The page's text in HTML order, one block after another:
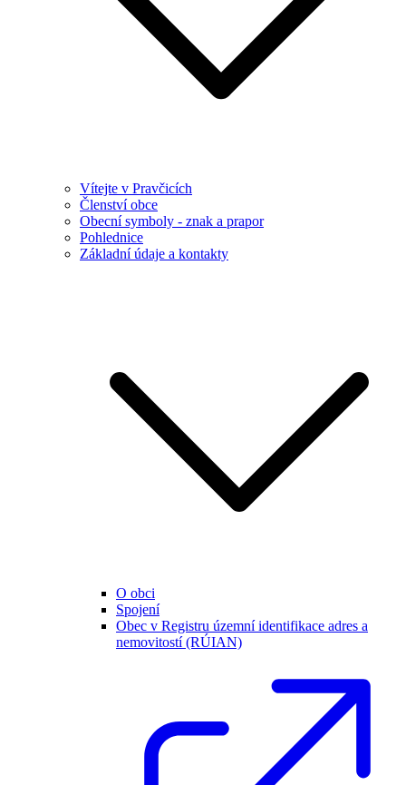
Vítejte v Pravčicích
Členství obce
Obecní symboly - znak a prapor
Pohlednice
Základní údaje a kontakty
O obci
Spojení
Obec v Registru územní identifikace adres a
nemovitostí (RÚIAN)